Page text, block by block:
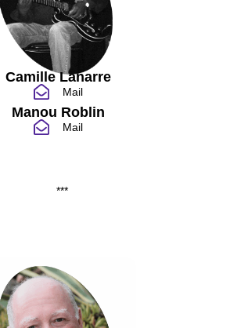
Camille Lanarre
Mail
Manou Roblin
Mail
***